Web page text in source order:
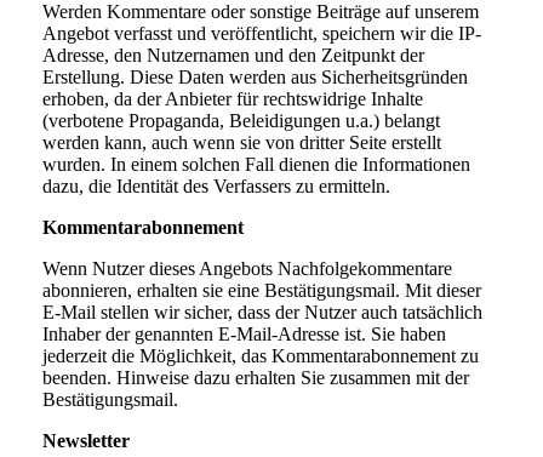
Werden Kommentare oder sonstige Beiträge auf unserem
Angebot verfasst und veröffentlicht, speichern wir die IP-
Adresse, den Nutzernamen und den Zeitpunkt der
Erstellung. Diese Daten werden aus Sicherheitsgründen
erhoben, da der Anbieter für rechtswidrige Inhalte
(verbotene Propaganda, Beleidigungen u.a.) belangt
werden kann, auch wenn sie von dritter Seite erstellt
wurden. In einem solchen Fall dienen die Informationen
dazu, die Identität des Verfassers zu ermitteln.
Kommentarabonnement
Wenn Nutzer dieses Angebots Nachfolgekommentare
abonnieren, erhalten sie eine Bestätigungsmail. Mit dieser
E-Mail stellen wir sicher, dass der Nutzer auch tatsächlich
Inhaber der genannten E-Mail-Adresse ist. Sie haben
jederzeit die Möglichkeit, das Kommentarabonnement zu
beenden. Hinweise dazu erhalten Sie zusammen mit der
Bestätigungsmail.
Newsletter